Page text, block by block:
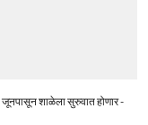
जूनपासून शाळेला सुरुवात होणार -